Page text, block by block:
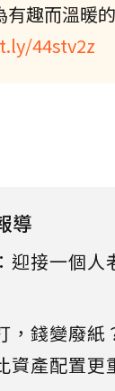
趣而溫暖的
44stv2z
導
迎接一個人
，錢變廢紙
資產配置更